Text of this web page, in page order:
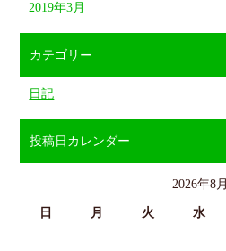
2019年3月
カテゴリー
日記
投稿日カレンダー
2026年8月
日 月 火 水